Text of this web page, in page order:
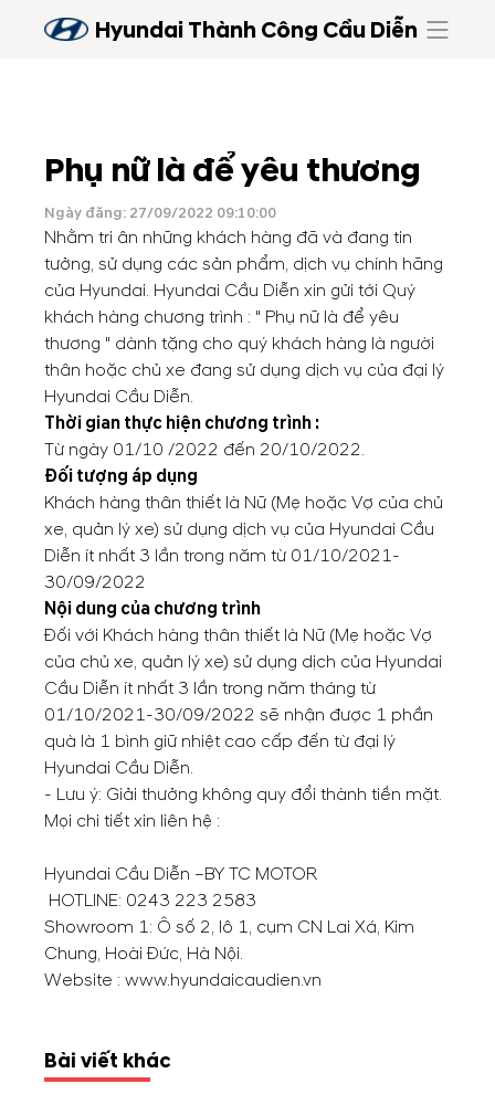
Hyundai Thành Công Cầu Diễn
Phụ nữ là để yêu thương
Ngày đăng: 27/09/2022 09:10:00
Nhằm tri ân những khách hàng đã và đang tin
tưởng, sử dụng các sản phẩm, dịch vụ chính hãng
của Hyundai. Hyundai Cầu Diễn xin gửi tới Quý
khách hàng chương trình : " Phụ nữ là để yêu
thương " dành tặng cho quý khách hàng là người
thân hoặc chủ xe đang sử dụng dịch vụ của đại lý
Hyundai Cầu Diễn.
Thời gian thực hiện chương trình :
Từ ngày 01/10 /2022 đến 20/10/2022.
Đối tượng áp dụng
Khách hàng thân thiết là Nữ (Mẹ hoặc Vợ của chủ
xe, quản lý xe) sử dụng dịch vụ của Hyundai Cầu
Diễn ít nhất 3 lần trong năm từ 01/10/2021-
30/09/2022
Nội dung của chương trình
Đối với Khách hàng thân thiết là Nữ (Mẹ hoặc Vợ
của chủ xe, quản lý xe) sử dụng dịch của Hyundai
Cầu Diễn ít nhất 3 lần trong năm tháng từ
01/10/2021-30/09/2022 sẽ nhận được 1 phần
quà là 1 bình giữ nhiệt cao cấp đến từ đại lý
Hyundai Cầu Diễn.
- Lưu ý: Giải thưởng không quy đổi thành tiền mặt.
Mọi chi tiết xin liên hệ :
Hyundai Cầu Diễn –BY TC MOTOR
HOTLINE: 0243 223 2583
Showroom 1: Ô số 2, lô 1, cụm CN Lai Xá, Kim
Chung, Hoài Đức, Hà Nội.
Website : www.hyundaicaudien.vn
Bài viết khác